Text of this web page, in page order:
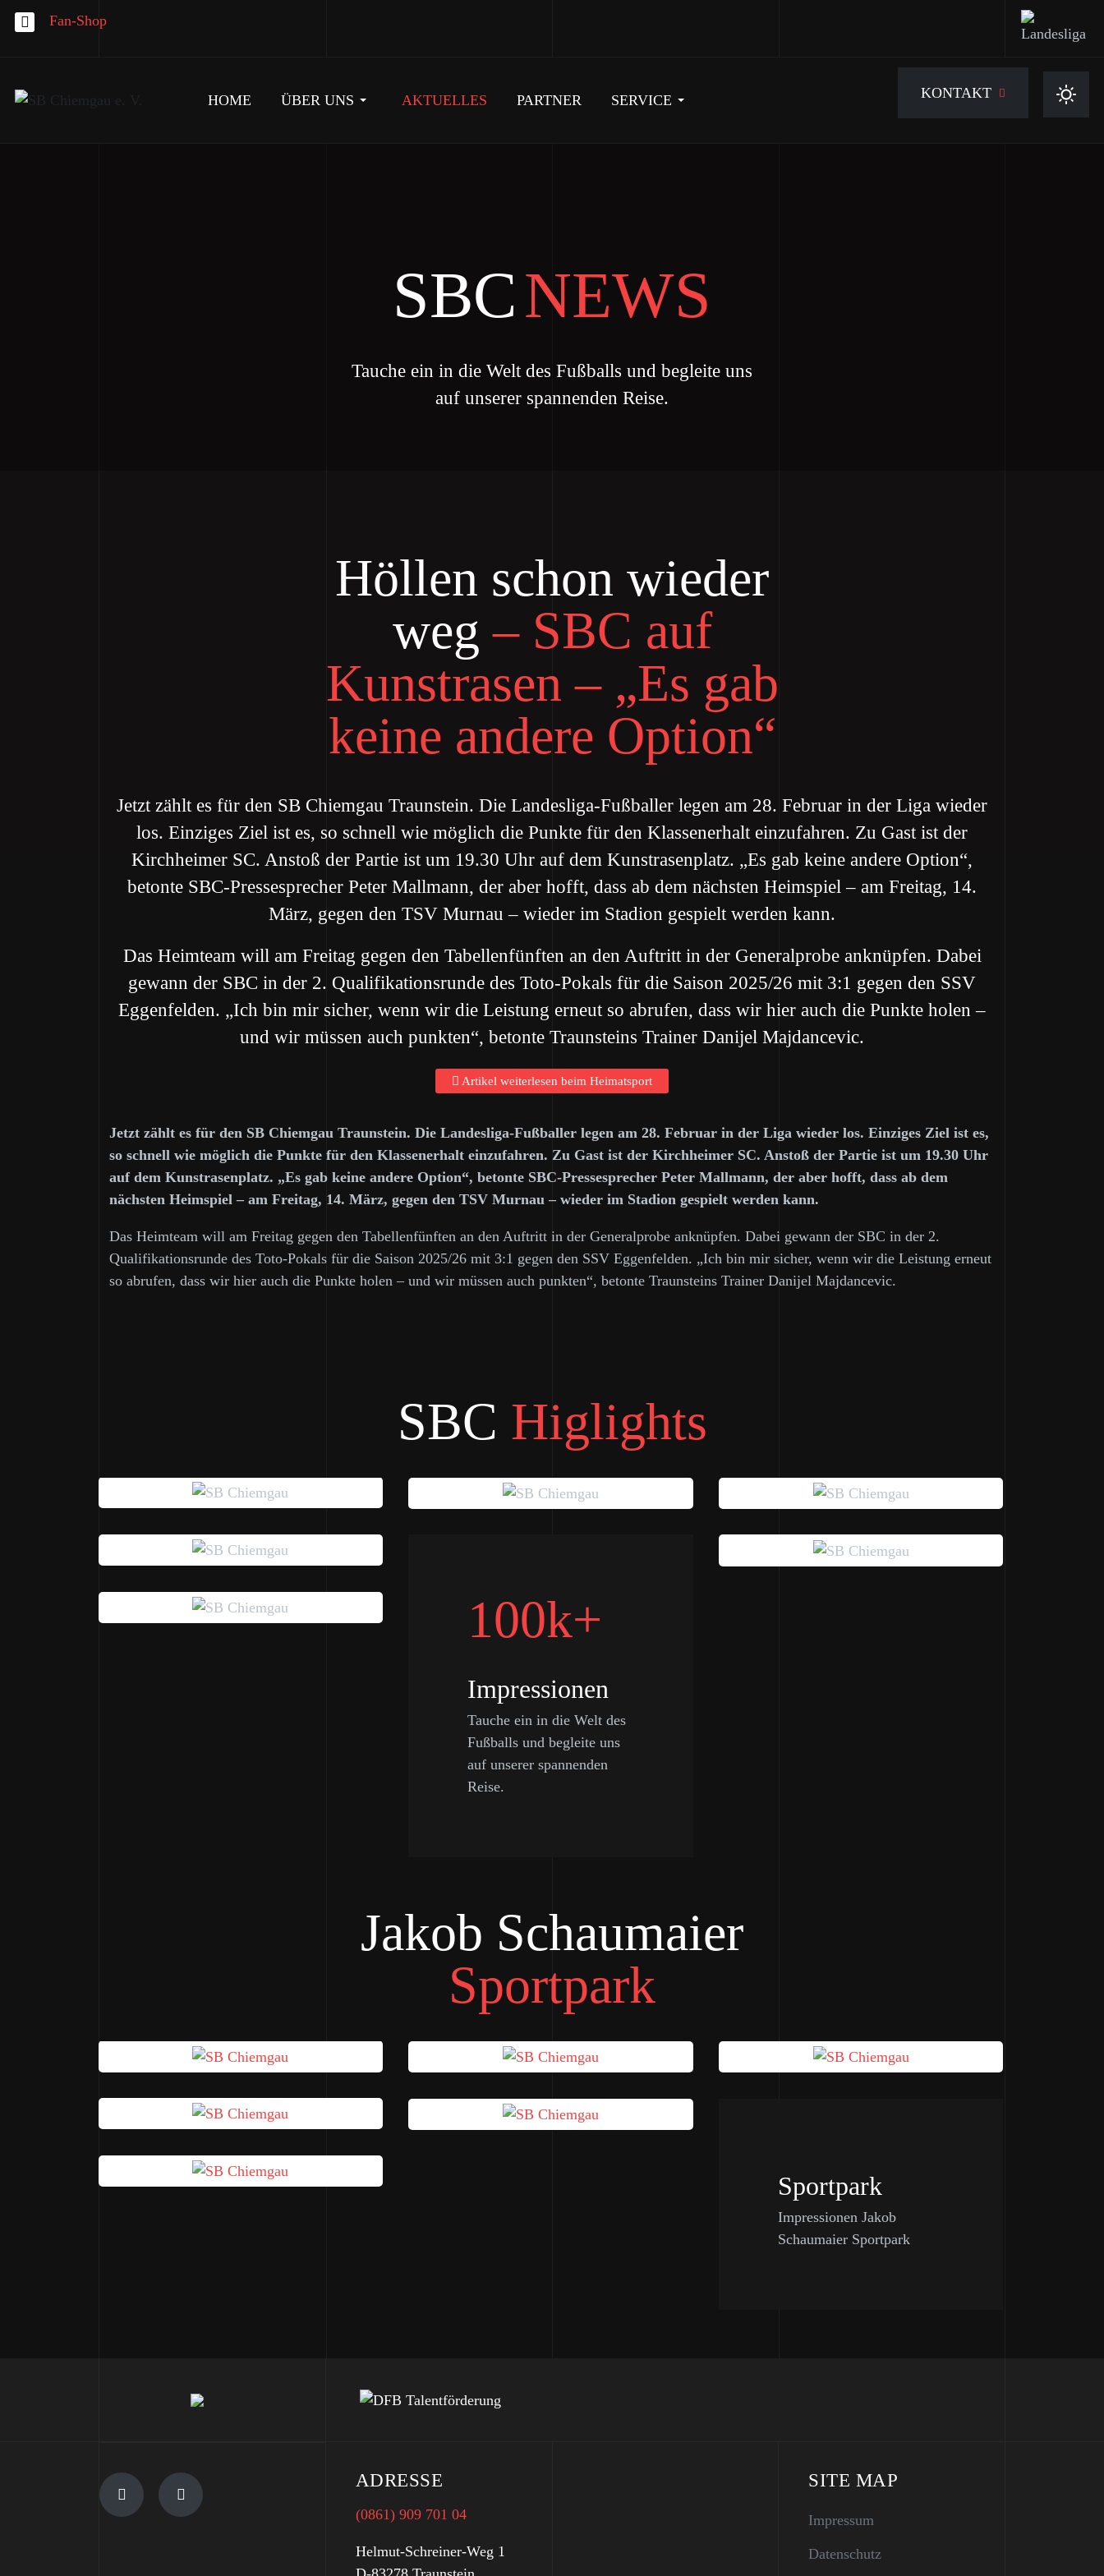
Fan-Shop
HOME ÜBER UNS AKTUELLES PARTNER SERVICE KONTAKT
SBCNEWS
Tauche ein in die Welt des Fußballs und begleite uns
auf unserer spannenden Reise.
Höllen schon wieder
weg– SBC auf
Kunstrasen – „Es gab
keine andere Option“
Jetzt zählt es für den SB Chiemgau Traunstein. Die Landesliga-Fußballer legen am 28. Februar in der Liga wieder
los. Einziges Ziel ist es, so schnell wie möglich die Punkte für den Klassenerhalt einzufahren. Zu Gast ist der
Kirchheimer SC. Anstoß der Partie ist um 19.30 Uhr auf dem Kunstrasenplatz. „Es gab keine andere Option“,
betonte SBC-Pressesprecher Peter Mallmann, der aber hofft, dass ab dem nächsten Heimspiel – am Freitag, 14.
März, gegen den TSV Murnau – wieder im Stadion gespielt werden kann.
Das Heimteam will am Freitag gegen den Tabellenfünften an den Auftritt in der Generalprobe anknüpfen. Dabei
gewann der SBC in der 2. Qualifikationsrunde des Toto-Pokals für die Saison 2025/26 mit 3:1 gegen den SSV
Eggenfelden. „Ich bin mir sicher, wenn wir die Leistung erneut so abrufen, dass wir hier auch die Punkte holen –
und wir müssen auch punkten“, betonte Traunsteins Trainer Danijel Majdancevic.
Artikel weiterlesen beim Heimatsport
Jetzt zählt es für den SB Chiemgau Traunstein. Die Landesliga-Fußballer legen am 28. Februar in der Liga wieder los. Einziges Ziel ist es,
so schnell wie möglich die Punkte für den Klassenerhalt einzufahren. Zu Gast ist der Kirchheimer SC. Anstoß der Partie ist um 19.30 Uhr
auf dem Kunstrasenplatz. „Es gab keine andere Option“, betonte SBC-Pressesprecher Peter Mallmann, der aber hofft, dass ab dem
nächsten Heimspiel – am Freitag, 14. März, gegen den TSV Murnau – wieder im Stadion gespielt werden kann.
Das Heimteam will am Freitag gegen den Tabellenfünften an den Auftritt in der Generalprobe anknüpfen. Dabei gewann der SBC in der 2.
Qualifikationsrunde des Toto-Pokals für die Saison 2025/26 mit 3:1 gegen den SSV Eggenfelden. „Ich bin mir sicher, wenn wir die Leistung erneut
so abrufen, dass wir hier auch die Punkte holen – und wir müssen auch punkten“, betonte Traunsteins Trainer Danijel Majdancevic.
SBC Higlights
100k+
Impressionen
Tauche ein in die Welt des
Fußballs und begleite uns
auf unserer spannenden
Reise.
Jakob Schaumaier
Sportpark
Sportpark
Impressionen Jakob
Schaumaier Sportpark
ADRESSE
(0861) 909 701 04
Helmut-Schreiner-Weg 1
SITE MAP
Impressum
Datenschutz